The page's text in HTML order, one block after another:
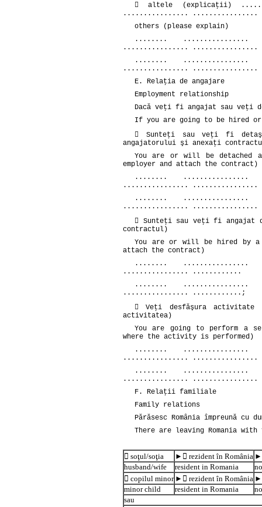
 altele (explicaţii)
................
others (please explain)
........ ................
................
........ ................
................
E. Relaţia de angajare
Employment relationship
Dacă veţi fi angajat sau veţi
If you are going to be hired
 Sunteţi sau veţi fi
angajatorului şi anexaţi
You are or will be detached
employer and attach the contract)
........ ................
................
........ ................
................
 Sunteţi sau veţi fi angajat
contractul)
You are or will be hired by a
attach the contract)
........ ................
................ ............
........ ................
................ ............;
 Veţi desfăşura activitate
activitatea)
You are going to perform a
where the activity is performed)
........ ................
................
........ ................
................
F. Relaţii familiale
Family relations
Părăsesc România împreună
There are leaving Romania with
 soţul/soţia ► rezident în România
husband/wife
resident in Romania
 copilul minor ► rezident în România
minor child
resident in Romania
sau